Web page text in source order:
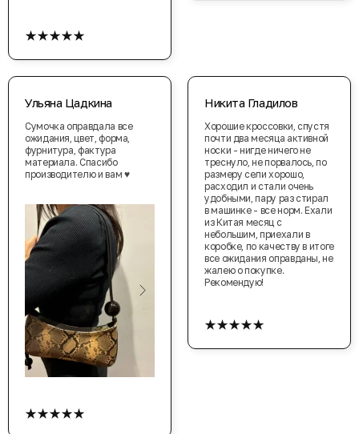
★★★★★
Ульяна Цадкина
Сумочка оправдала все
ожидания, цвет, форма,
фурнитура, фактура
материала. Спасибо
производителю и вам ♥️
★★★★★
Никита Гладилов
Хорошие кроссовки, спустя
почти два месяца активной
носки - нигде ничего не
треснуло, не порвалось, по
размеру сели хорошо,
расходил и стали очень
удобными, пару раз стирал
в машинке - все норм. Ехали
из Китая месяц с
небольшим, приехали в
коробке, по качеству в итоге
все ожидания оправданы, не
жалею о покупке.
Рекомендую!
★★★★★